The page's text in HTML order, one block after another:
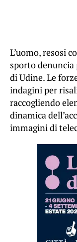
L’uomo, resosi
sporto
di Udine. Le
indagini per
raccogliendo
dinamica
immagini di